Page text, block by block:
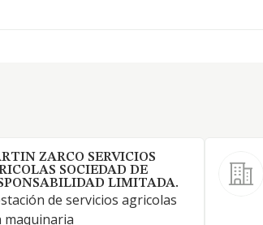
ZARCO SERVICIOS
SOCIEDAD DE
LIMITADA.
de servicios agricolas
maquinaria